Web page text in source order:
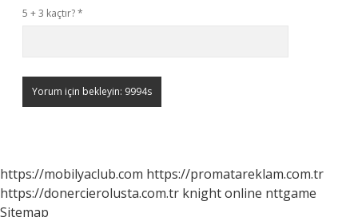
5 + 3 kaçtır?*
https://mobilyaclub.com https://promatareklam.com.tr
https://donercierolusta.com.tr knight online nttgame
Sitemap